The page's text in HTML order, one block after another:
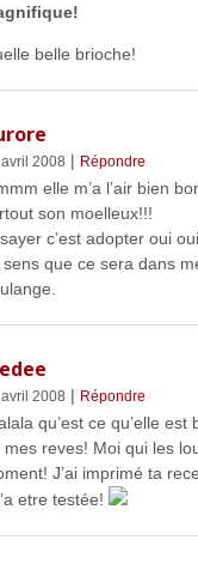
belle brioche!
2008 | Répondre
elle m’a l’air bien
son moelleux!!!
c’est adopter oui
sens que ce sera dans
2008 | Répondre
qu’est ce qu’elle est
mes reves! Moi qui les
J’ai imprimé ta
etre testée!